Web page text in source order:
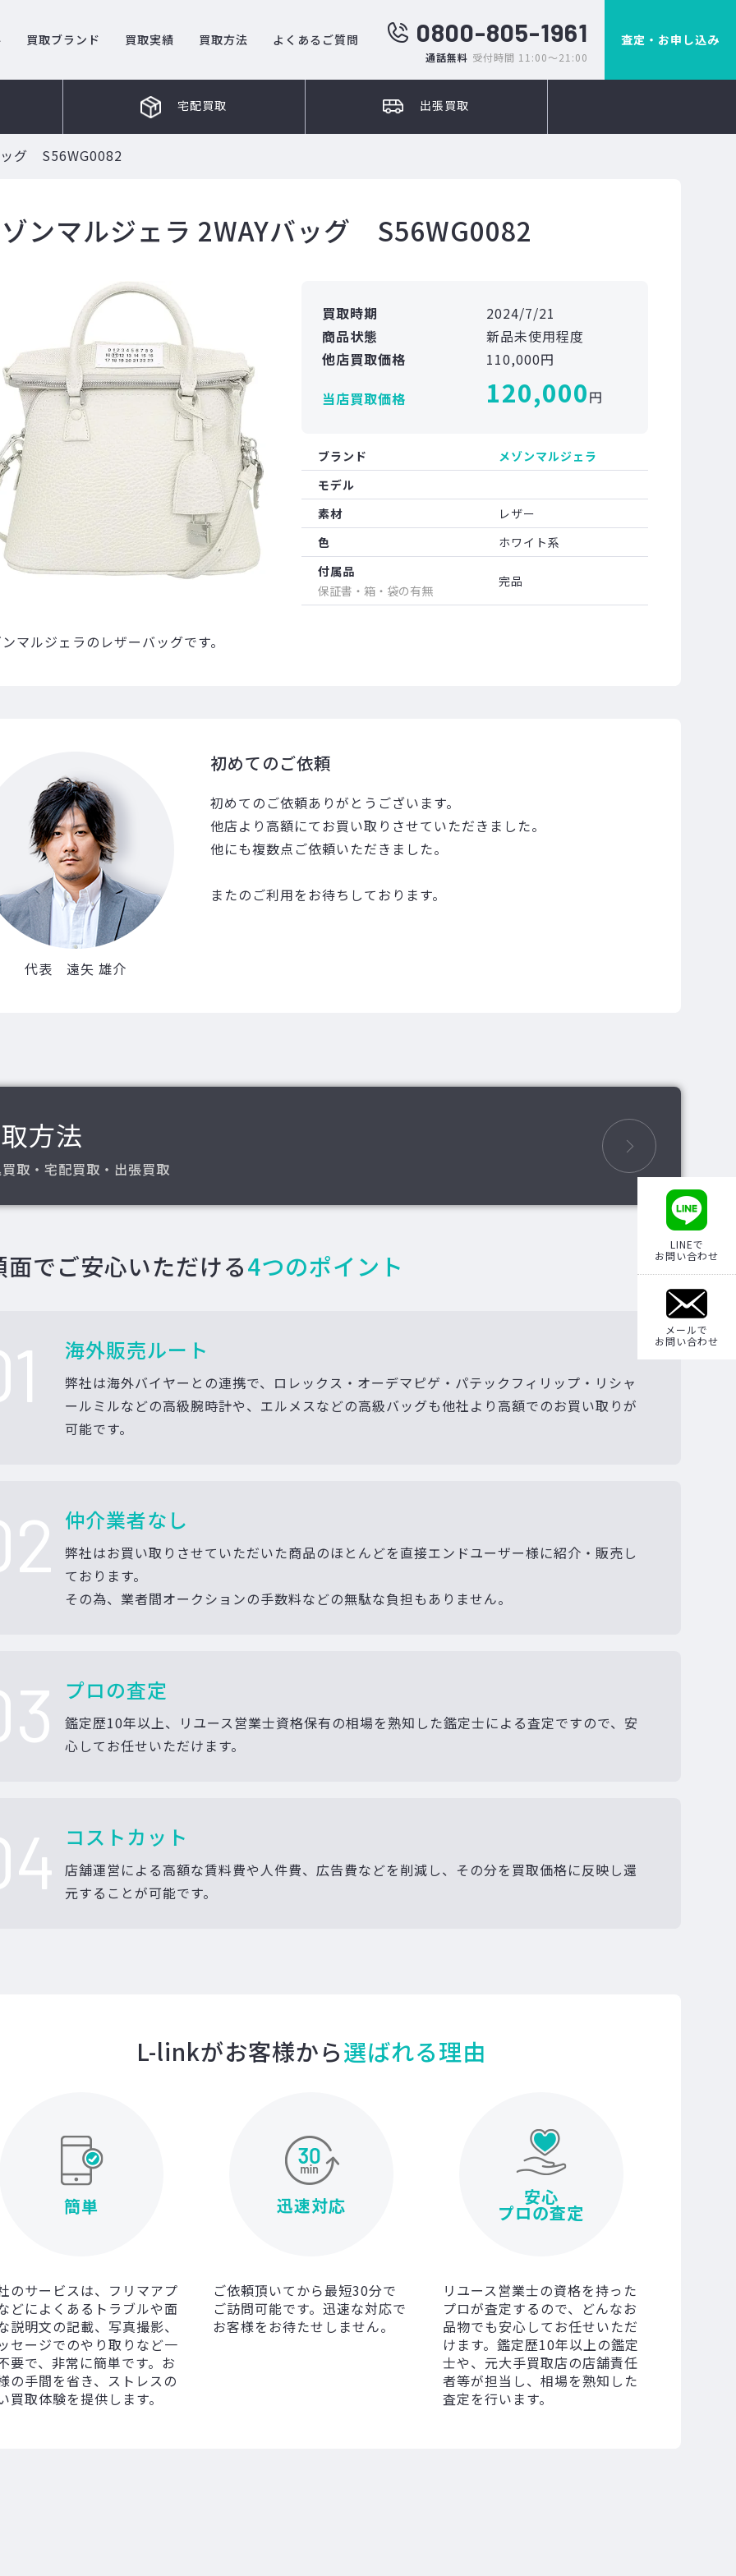
買取ブランド 買取実績 買取方法 よくあるご質問 0800-805-1961
通話無料 受付時間 11:00～21:00
査定・お申し込み
宅配買取 出張買取
ッグ S56WG0082
ンマルジェラ 2WAYバッグ S56WG0082
買取時期
2024/7/21
商品状態
新品未使用程度
他店買取価格
110,000円
当店買取価格
120,000円
ブランド
メゾンマルジェラ
モデル
素材
レザー
色
ホワイト系
付属品
保証書・箱・袋の有無
完品
マルジェラのレザーバッグです。
代表 遠矢 雄介
初めてのご依頼
初めてのご依頼ありがとうございます。
他店より高額にてお買い取りさせていただきました。
他にも複数点ご依頼いただきました。
またのご利用をお待ちしております。
方法
取・宅配買取・出張買取
面でご安心いただける4つのポイント
海外販売ルート
弊社は海外バイヤーとの連携で、ロレックス・オーデマピゲ・パテックフィリップ・リシャ
ールミルなどの高級腕時計や、エルメスなどの高級バッグも他社より高額でのお買い取りが
可能です。
仲介業者なし
弊社はお買い取りさせていただいた商品のほとんどを直接エンドユーザー様に紹介・販売し
ております。
その為、業者間オークションの手数料などの無駄な負担もありません。
プロの査定
鑑定歴10年以上、リユース営業士資格保有の相場を熟知した鑑定士による査定ですので、安
心してお任せいただけます。
コストカット
店舗運営による高額な賃料費や人件費、広告費などを削減し、その分を買取価格に反映し還
元することが可能です。
L-linkがお客様から選ばれる理由
簡単
のサービスは、フリマアプ
どによくあるトラブルや面
説明文の記載、写真撮影、
セージでのやり取りなど一
要で、非常に簡単です。お
の手間を省き、ストレスの
買取体験を提供します。
迅速対応
ご依頼頂いてから最短30分で
ご訪問可能です。迅速な対応で
お客様をお待たせしません。
安心
プロの査定
リユース営業士の資格を持った
プロが査定するので、どんなお
品物でも安心してお任せいただ
けます。鑑定歴10年以上の鑑定
士や、元大手買取店の店舗責任
者等が担当し、相場を熟知した
査定を行います。
LINEで
お問い合わせ
メールで
お問い合わせ